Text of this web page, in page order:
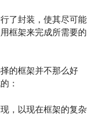
了封装，使其尽可能
框架来完成所需要的
的框架并不那么好
：
，以现在框架的复杂